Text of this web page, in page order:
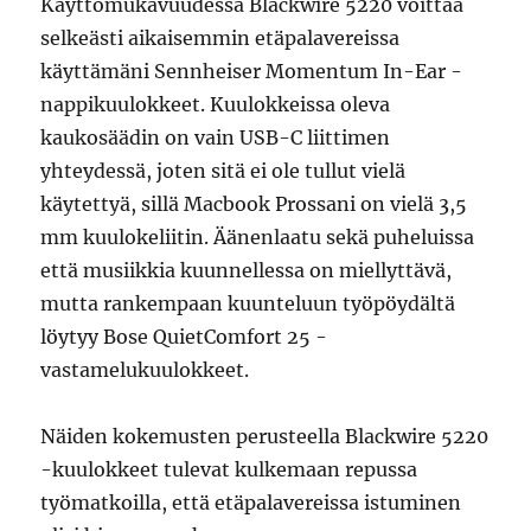
Käyttömukavuudessa Blackwire 5220 voittaa
selkeästi aikaisemmin etäpalavereissa
käyttämäni Sennheiser Momentum In-Ear -
nappikuulokkeet. Kuulokkeissa oleva
kaukosäädin on vain USB-C liittimen
yhteydessä, joten sitä ei ole tullut vielä
käytettyä, sillä Macbook Prossani on vielä 3,5
mm kuulokeliitin. Äänenlaatu sekä puheluissa
että musiikkia kuunnellessa on miellyttävä,
mutta rankempaan kuunteluun työpöydältä
löytyy Bose QuietComfort 25 -
vastamelukuulokkeet.
Näiden kokemusten perusteella Blackwire 5220
-kuulokkeet tulevat kulkemaan repussa
työmatkoilla, että etäpalavereissa istuminen